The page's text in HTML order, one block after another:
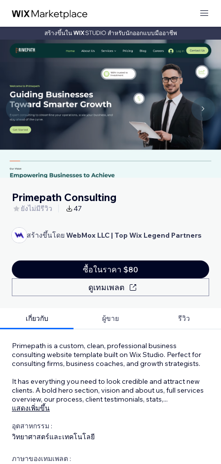
สร้างขึ้นใน สำหรับนักออกแบบมืออาชีพ
Primepath Consulting
ยังไม่มีรีวิว 47
สร้างขึ้นโดย WebMox LLC | Top Wix Legend Partners
ซื้อในราคา $80
ดูเทมเพลต
เกี่ยวกับ ผู้ขาย รีวิว
Primepath is a custom, clean, professional business
consulting website template built on Wix Studio. Perfect for
consulting firms, business coaches, and growth strategists.
It has everything you need to look credible and attract new
clients. A bold hero section, vision and about us, full services
overview, our process, client testimonials, stats,...
แสดงเพิ่มขึ้น
อุตสาหกรรม :
วิทยาศาสตร์และเทคโนโลยี
ภาษาของเทมเพลต :